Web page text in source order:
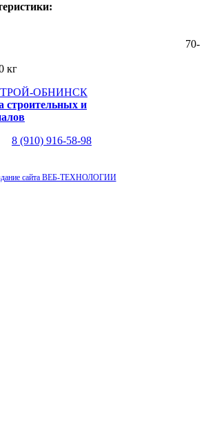
г/м2 около 70-
кг
СТРОЙ-ОБНИНСК
строительных и
8 (910) 916-58-98
сайта ВЕБ-ТЕХНОЛОГИИ